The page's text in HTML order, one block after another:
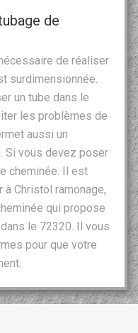
de
de réaliser
surdimensionnée.
un tube dans le
les problèmes de
aussi un
Si vous devez poser
cheminée. Il est
Christol ramonage,
qui propose
le 72320. Il vous
pour que votre